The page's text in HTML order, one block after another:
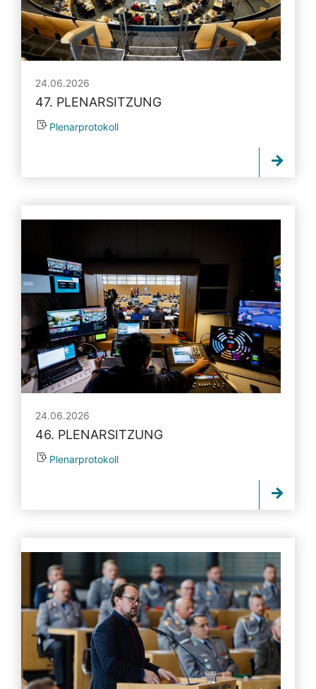
24.06.2026
47. PLENARSITZUNG
Plenarprotokoll
24.06.2026
46. PLENARSITZUNG
Plenarprotokoll